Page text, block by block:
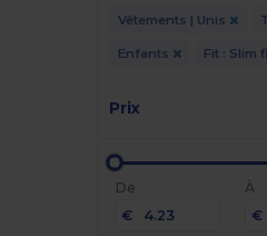
Vêtements | Unis
Enfants Fit : Slim
Prix
De
€
À
€